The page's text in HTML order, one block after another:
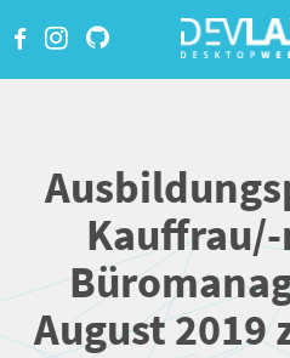
August 2019